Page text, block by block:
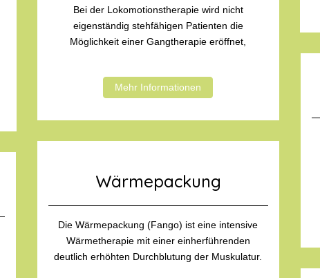
Bei der Lokomotionstherapie wird nicht
eigenständig stehfähigen Patienten die
Möglichkeit einer Gangtherapie eröffnet,
Mehr Informationen
Wärmepackung
Die Wärmepackung (Fango) ist eine intensive
Wärmetherapie mit einer einherführenden
deutlich erhöhten Durchblutung der Muskulatur.